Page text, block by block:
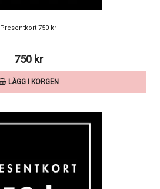
Presentkort 750 kr
750 kr
LÄGG I KORGEN